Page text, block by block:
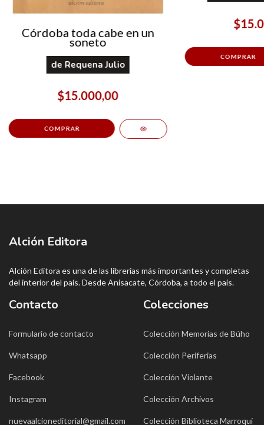
Córdoba toda cabe en un
soneto
de Requena Julio
$15.000,00
Alción Editora
Alción Editora es una de las librerías más importantes y completas
del interior del país. Desde Anisacate, Córdoba, a todo el país.
Contacto
Formulario de contacto
Whatsapp
Facebook
Instagram
nuevaalcioneditorial@gmail.com
Colecciones
Colección Memorias de Búho
Colección Periferias
Colección Violante
Colección Archivos
Colección Biblioteca Marroquí